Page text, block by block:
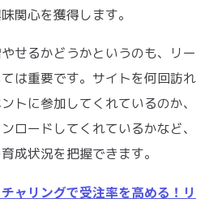
関心を獲得します。
せるかどうかというのも、リー
は重要です。サイトを何回訪れ
トに参加してくれているのか、
ロードしてくれているかなど、
成状況を把握できます。
ャリングで受注率を高める！リ